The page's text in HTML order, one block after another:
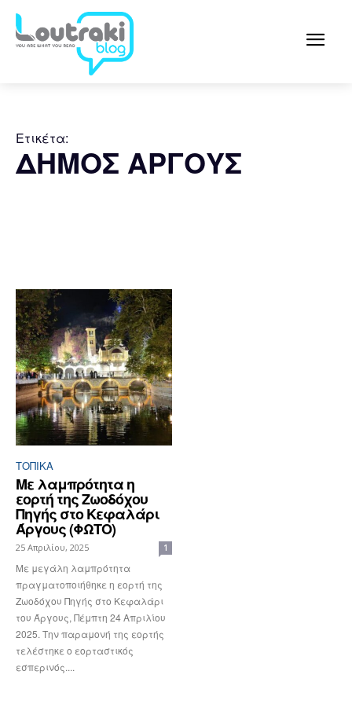
Ετικέτα:
ΔΗΜΟΣ ΑΡΓΟΥΣ
ΤΟΠΙΚΑ
Με λαμπρότητα η
εορτή της Ζωοδόχου
Πηγής στο Κεφαλάρι
Άργους (ΦΩΤΟ)
25 Απριλίου, 2025 1
Με μεγάλη λαμπρότητα
πραγματοποιήθηκε η εορτή της
Ζωοδόχου Πηγής στο Κεφαλάρι
του Άργους, Πέμπτη 24 Απριλίου
2025. Την παραμονή της εορτής
τελέστηκε ο εορταστικός
εσπερινός....